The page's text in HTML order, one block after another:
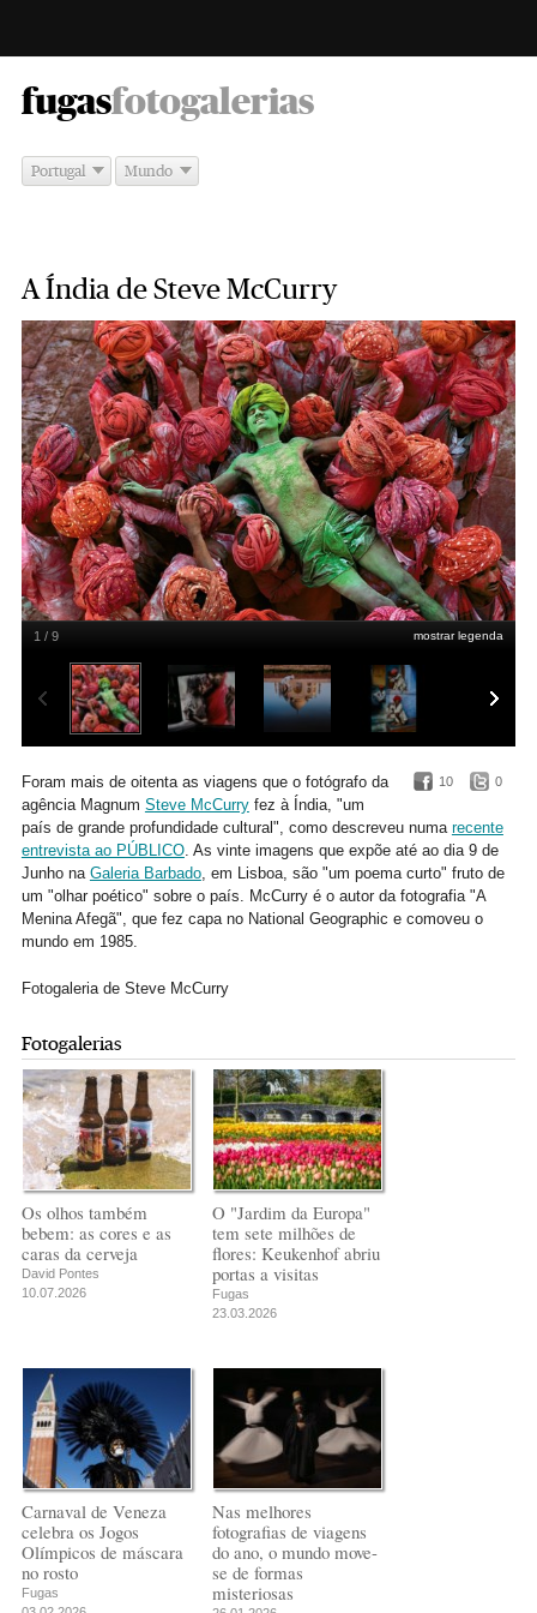
fugas -
fotogalerias
Portugal Mundo
A Índia de Steve McCurry
mostrar legenda
1 / 9
10 0
Foram mais de oitenta as viagens que o fotógrafo da
agência Magnum Steve McCurryfez à Índia, "um
país de grande profundidade cultural", como descreveu numa recente
entrevista ao PÚBLICO. As vinte imagens que expõe até ao dia 9 de
Junho na Galeria Barbado, em Lisboa, são "um poema curto" fruto de
um "olhar poético" sobre o país. McCurry é o autor da fotografia "A
Menina Afegã", que fez capa no National Geographic e comoveu o
mundo em 1985.
Fotogaleria de Steve McCurry
Fotogalerias
Os olhos também
bebem: as cores e as
caras da cerveja
David Pontes
10.07.2026
O "Jardim da Europa"
tem sete milhões de
flores: Keukenhof abriu
portas a visitas
Fugas
23.03.2026
Carnaval de Veneza
celebra os Jogos
Olímpicos de máscara
no rosto
Fugas
Nas melhores
fotografias de viagens
do ano, o mundo move-
se de formas
misteriosas